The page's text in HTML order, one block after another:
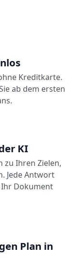
Kreditkarte.
ab dem ersten
KI
zu Ihren Zielen,
Jede Antwort
Dokument
Plan in